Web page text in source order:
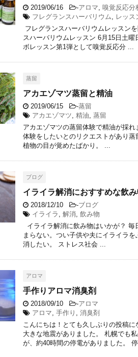
2019/06/16 -アロマ 嗅覚反応分
フレグランスハーバリウム
レッス
フレグランスハーバリウムレッスン
スハーバリウムレッスン 6月15日土
ボレッスン第1弾として嗅覚反応分 ...
蒸留
アカエゾマツ蒸留と精油
2019/06/15 -蒸留
アカエゾマツ 精油 蒸留
アカエゾマツの蒸留体験で精油が採
体験をしたいとのリクエストがあり
植物の目が覚めたばかり。 ...
ブログ
イライラ解消におすすめな飲
2018/12/10 -ブログ
イライラ
解消 飲み物
イライラ解消に飲み物はいかが？
まらない。つい子供や夫にイライラ
消したい。 ストレス社会 ...
アロマ
手作りアロマ消臭剤
2018/09/10 -アロマ
アロマ 手作り
消臭剤
こんにちは！とても久しぶりの投稿
大きな地震がありました。 札幌でも
が、約40時間の停電がありました。 停